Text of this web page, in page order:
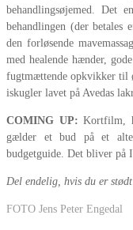
behandlingsøjemed. Det
behandlingen (der betales
den forløsende
med healende hænder,
fugtmættende opkvikker til
iskugler lavet på Avedas
COMING UP: Kortfilm,
gælder et bud på et
budgetguide. Det bliver på
Del endelig, hvis du er
FOTO Jens Peter Engedal